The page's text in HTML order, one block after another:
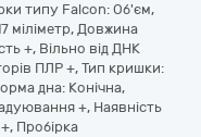
типу Falcon: Об'єм,
міліметр, Довжина
+, Вільно від ДНК
ПЛР +, Тип кришки:
дна: Конічна,
+, Наявність
Пробірка